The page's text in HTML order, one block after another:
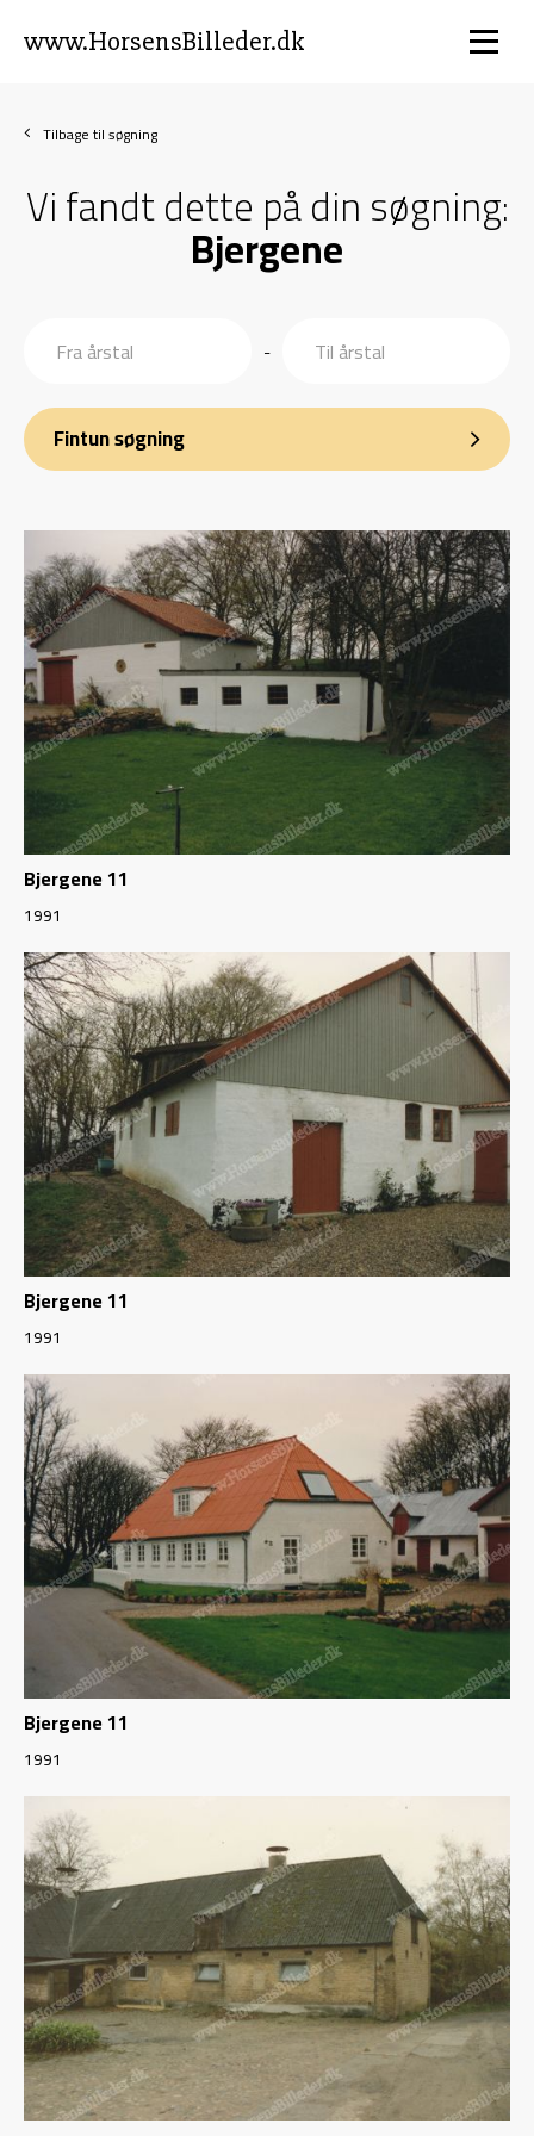
www.HorsensBilleder.dk
Tilbage til søgning
Vi fandt dette på din søgning:
Bjergene
-
Fintun søgning
Bjergene 11
1991
Bjergene 11
1991
Bjergene 11
1991